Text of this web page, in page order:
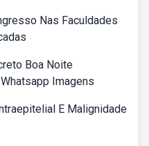
Nas Faculdades
Boa Noite
Imagens
E Malignidade